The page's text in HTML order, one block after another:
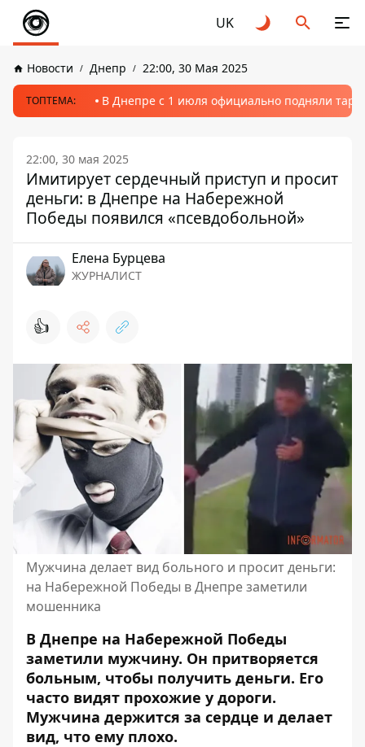
UK
Новости Днепр 22:00, 30 Мая 2025
ТОПТЕМА: В Днепре с 1 июля официально подняли
22:00, 30 мая 2025
Имитирует сердечный приступ и просит
деньги: в Днепре на Набережной
Победы появился «псевдобольной»
Елена Бурцева
ЖУРНАЛИСТ
👍
Мужчина делает вид больного и просит деньги:
на Набережной Победы в Днепре заметили
мошенника
В Днепре на Набережной Победы
заметили мужчину. Он притворяется
больным, чтобы получить деньги. Его
часто видят прохожие у дороги.
Мужчина держится за сердце и делает
вид, что ему плохо.